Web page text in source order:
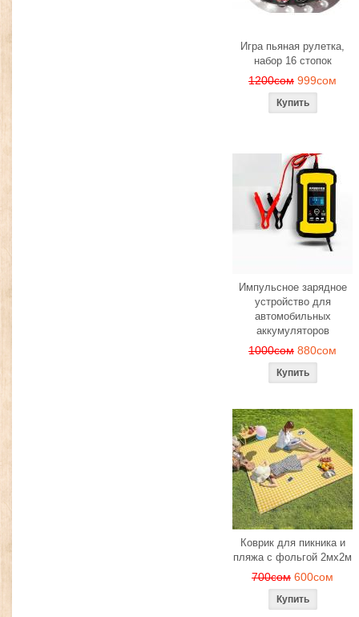
Игра пьяная рулетка,
набор 16 стопок
1200сом 999сом
Импульсное зарядное
устройство для
автомобильных
аккумуляторов
1000сом 880сом
Коврик для пикника и
пляжа с фольгой 2мх2м
700сом 600сом